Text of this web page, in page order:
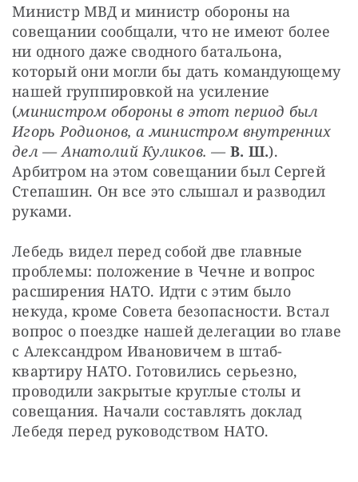
Министр МВД и министр обороны на
совещании сообщали, что не имеют более
ни одного даже сводного батальона,
который они могли бы дать командующему
нашей группировкой на усиление
(министром обороны в этот период был
Игорь Родионов, а министром внутренних
дел — Анатолий Куликов. — В. Ш.).
Арбитром на этом совещании был Сергей
Степашин. Он все это слышал и разводил
руками.
Лебедь видел перед собой две главные
проблемы: положение в Чечне и вопрос
расширения НАТО. Идти с этим было
некуда, кроме Совета безопасности. Встал
вопрос о поездке нашей делегации во главе
с Александром Ивановичем в штаб-
квартиру НАТО. Готовились серьезно,
проводили закрытые круглые столы и
совещания. Начали составлять доклад
Лебедя перед руководством НАТО.